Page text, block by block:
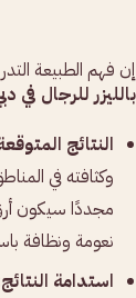
إن فهم الطبيعة
بالليزر للرجال في
النتائج
وكثافته في
مجددًا سيكون
نعومة ونظافة
استدامة